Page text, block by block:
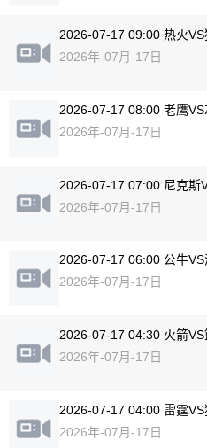
2026-07-17 09:00 热火VS
2026年-07月-17日
2026-07-17 08:00 老鹰VS
2026年-07月-17日
2026-07-17 07:00 尼克斯
2026年-07月-17日
2026-07-17 06:00 公牛VS
2026年-07月-17日
2026-07-17 04:30 火箭VS
2026年-07月-17日
2026-07-17 04:00 雷霆VS
2026年-07月-17日